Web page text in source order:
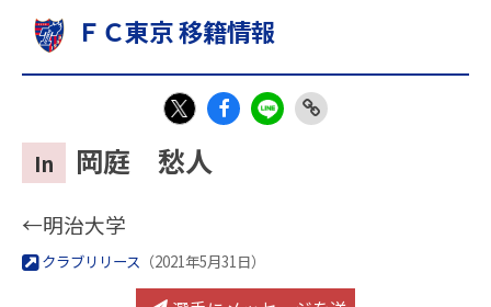
ＦＣ東京 移籍情報
X
eb
In 岡庭 愁人
←明治大学
クラブリリース （2021年5月31日）